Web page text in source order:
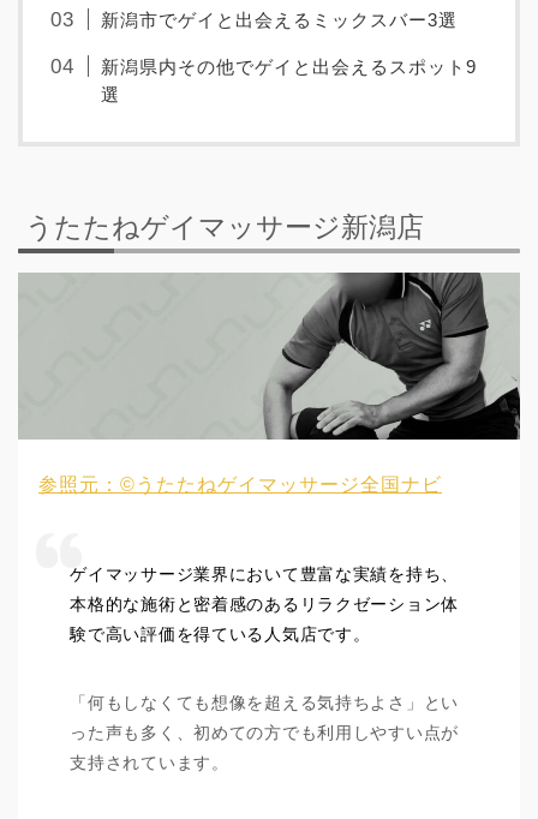
新潟市でゲイと出会えるミックスバー3選
新潟県内その他でゲイと出会えるスポット9
選
うたたねゲイマッサージ新潟店
参照元：©うたたねゲイマッサージ全国ナビ
ゲイマッサージ業界において豊富な実績を持ち、
本格的な施術と密着感のあるリラクゼーション体
験で高い評価を得ている人気店です。
「何もしなくても想像を超える気持ちよさ」とい
った声も多く、初めての方でも利用しやすい点が
支持されています。